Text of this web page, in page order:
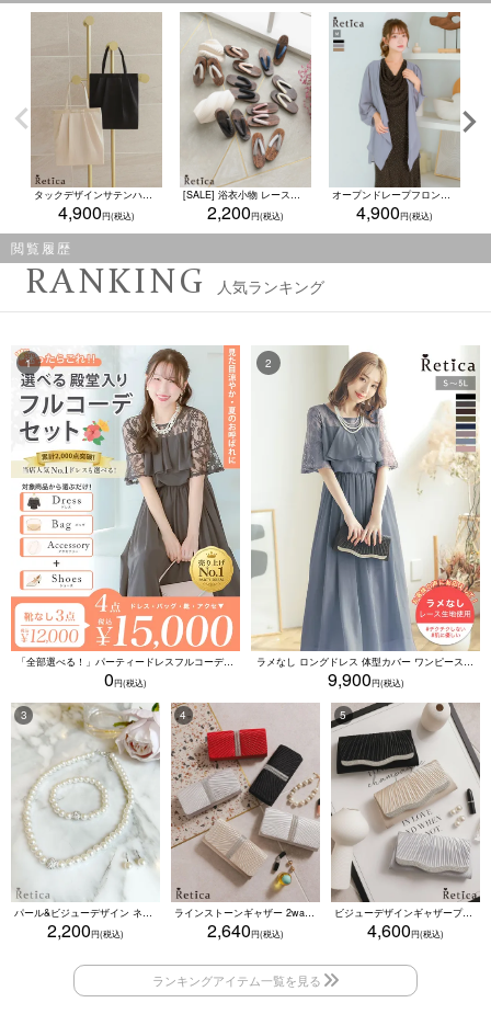
タックデザインサテンハンドバッグ(クリーム/ブラック)
4,900
[SALE] 浴衣小物 レース＆ベロア 選べるニュアンスカラー焼き下駄単品
2,200
オープンドレープフロントシアーロングカーディガン結婚式 二次会(Mサイズ)
4,900
閲覧履歴
RANKING 人気ランキング
「全部選べる！」パーティードレスフルコーデセット (ドレス1点＋バッグ1点＋アクセ1点+靴1足/4点15000円(税込)/靴なしで12000円(税込))
0
ラメなし ロングドレス 体型カバー ワンピース 敏感肌対応 結婚式 二次会 お呼ばれ 大人 上品 (Sサイズ～5Lサイズ)
9,900
2,200 2,640
ビジューデザインギャザープリーツ入り2wayバッグ(ベージュ/シルバー/ブラック)
4,600